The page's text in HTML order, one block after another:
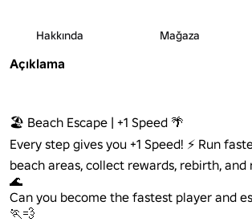
Hakkında Mağaza
Açıklama
🏖️ Beach Escape | +1 Speed 🌴
Every step gives you +1 Speed! ⚡ Run
beach areas, collect rewards, rebirth,
🌊
Can you become the fastest player and
🏃💨